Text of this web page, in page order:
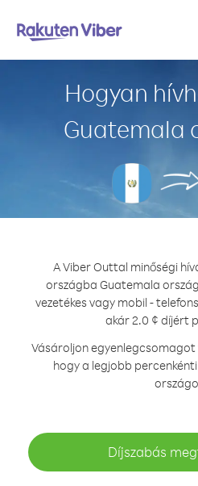
Hogyan
Guatemala
A Viber Outtal minőségi
országba Guatemala
vezetékes vagy mobil -
akár 2.0 ¢ díjért
Vásároljon
hogy a legjobb
Díjszabás